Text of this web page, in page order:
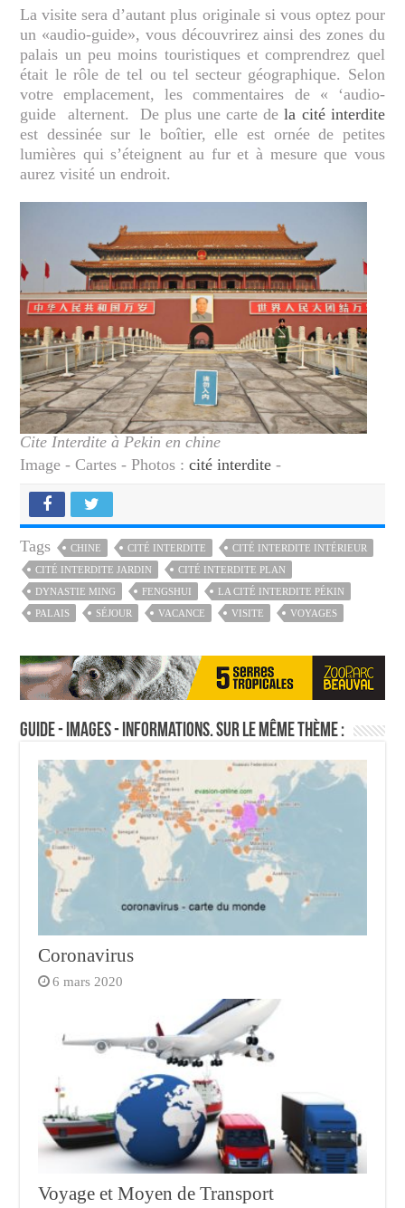
La visite sera d’autant plus originale si vous optez pour
un «audio-guide», vous découvrirez ainsi des zones du
palais un peu moins touristiques et comprendrez quel
était le rôle de tel ou tel secteur géographique. Selon
votre emplacement, les commentaires de « ‘audio-
guide alternent. De plus une carte dela cité interdite
est dessinée sur le boîtier, elle est ornée de petites
lumières qui s’éteignent au fur et à mesure que vous
aurez visité un endroit.
Cite Interdite à Pekin en chine
Image - Cartes - Photos :cité interdite -
Tags CHINE CITÉ INTERDITE
CITÉ INTERDITE INTÉRIEUR
CITÉ INTERDITE JARDIN
CITÉ INTERDITE PLAN
DYNASTIE MING
FENGSHUI
LA CITÉ INTERDITE PÉKIN
PALAIS
SÉJOUR VACANCE VISITE VOYAGES
Guide - Images - Informations. Sur le même thème :
Coronavirus
6 mars 2020
Voyage et Moyen de Transport